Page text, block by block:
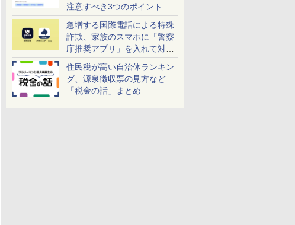
注意すべき3つのポイント
急増する国際電話による特殊
詐欺、家族のスマホに「警察
庁推奨アプリ」を入れて対策
しよう！
住民税が高い自治体ランキン
グ、源泉徴収票の見方など
「税金の話」まとめ